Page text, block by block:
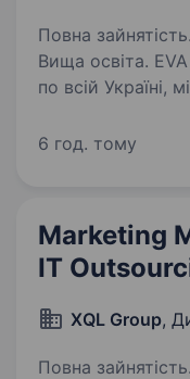
Повна
Вища освіта. EVA — це понад 1100 магазинів
по всій Україні,
що стають
6 год. тому
Marketing
IT
XQL Group,
Повна